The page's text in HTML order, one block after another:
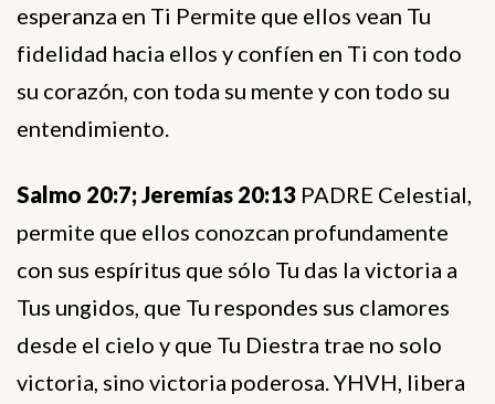
esperanza en Ti Permite que ellos vean Tu
fidelidad hacia ellos y confíen en Ti con todo
su corazón, con toda su mente y con todo su
entendimiento.
Salmo 20:7; Jeremías 20:13 PADRE Celestial,
permite que ellos conozcan profundamente
con sus espíritus que sólo Tu das la victoria a
Tus ungidos, que Tu respondes sus clamores
desde el cielo y que Tu Diestra trae no solo
victoria, sino victoria poderosa. YHVH, libera